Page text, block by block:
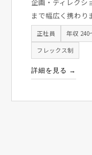
企画・ディレクシ
まで幅広く携わり
正社員 年収 240
フレックス制
詳細を見る →